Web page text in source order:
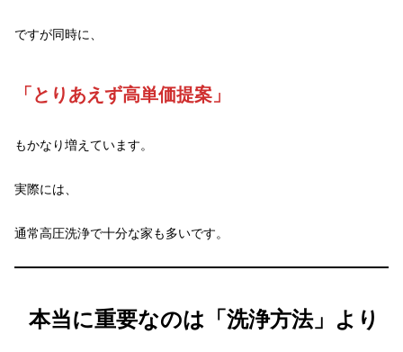
ですが同時に、
「とりあえず高単価提案」
もかなり増えています。
実際には、
通常高圧洗浄で十分な家も多いです。
本当に重要なのは「洗浄方法」より